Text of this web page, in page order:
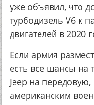
уже объявил, что
турбодизель V6 к
двигателей в 2020
Если армия
есть все шансы на
Jeep на
американским